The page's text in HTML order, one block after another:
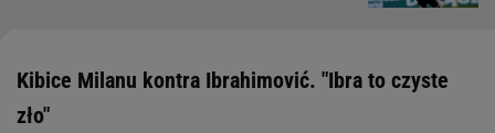
Kibice Milanu kontra Ibrahimović. "Ibra to czyste
zło"